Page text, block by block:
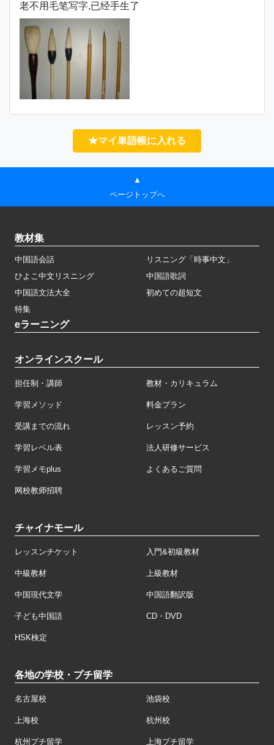
老不用毛笔写字,已经手生了
★マイ単語帳に入れる
▲
ページトップへ
教材集
中国語会話
リスニング「時事中文」
ひよこ中文リスニング
中国語歌詞
中国語文法大全
初めての超短文
特集
eラーニング
オンラインスクール
担任制・講師 教材・カリキュラム
学習メソッド 料金プラン
受講までの流れ レッスン予約
学習レベル表 法人研修サービス
学習メモplus よくあるご質問
网校教师招聘
チャイナモール
レッスンチケット 入門&初級教材
中級教材 上級教材
中国現代文学 中国語翻訳版
子ども中国語 CD・DVD
HSK検定
各地の学校・プチ留学
名古屋校 池袋校
上海校 杭州校
杭州プチ留学 上海プチ留学